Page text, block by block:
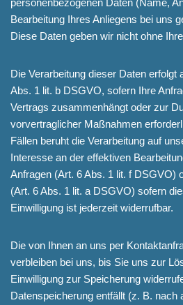
personenbezogenen Daten (Name,
Bearbeitung Ihres Anliegens bei uns
Diese Daten geben wir nicht ohne
Die Verarbeitung dieser Daten erfolgt
Abs. 1 lit. b DSGVO, sofern Ihre
Vertrags zusammenhängt oder zur
vorvertraglicher Maßnahmen
Fällen beruht die Verarbeitung auf
Interesse an der effektiven
Anfragen (Art. 6 Abs. 1 lit. f DSGVO)
(Art. 6 Abs. 1 lit. a DSGVO) sofern
Einwilligung ist jederzeit widerrufbar.
Die von Ihnen an uns per
verbleiben bei uns, bis Sie uns zur
Einwilligung zur Speicherung
Datenspeicherung entfällt (z. B. nach